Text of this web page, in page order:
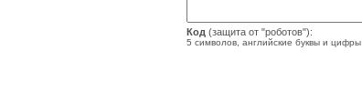
Код (защита от "роботов"):
5 символов, английские буквы и цифры